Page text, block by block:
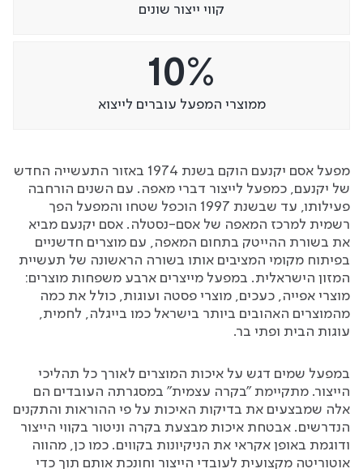
קווי ייצור שונים
10%
ממוצרי המפעל עוברים לייצוא
מפעל אסם יקנעם הוקם בשנת 1974 באזור התעשייה החדש
של יקנעם, כמפעל לייצור דברי מאפה. עם השנים הורחבה
פעילותו, עד שבשנת 1997 הוכפל שטחו והמפעל הפך
רשמית למרכז המאפה של אסם-נסטלה. אסם יקנעם מביא
את בשורת ההייטק בתחום המאפה, עם מוצרים חדשניים
בפיתוח מקומי המציבים אותו בשורה הראשונה של תעשיית
המזון הישראלית. במפעל מייצרים ארבע משפחות מוצרים:
מוצרי אפייה, כעכים, מוצרי פסטה ועוגות, כולל את כמה
מהמוצרים האהובים ביותר בישראל כמו בייגלה, לחמית,
עוגות הבית ופתי בר.
במפעל שמים דגש על איכות המוצרים לאורך כל תהליכי
הייצור. מתקיימת "בקרה עצמית" במסגרתה העובדים הם
אלה שמבצעים את בדיקות האיכות על פי ההוראות והתקנים
הנדרשים. אבטחת איכות מבצעת בקרה וניטור בקווי הייצור
ודוגמת באופן אקראי את הניקיונות בקווים. כמו כן, מהווה
אוטוריטה מקצועית לעובדי הייצור וחונכת אותם תוך כדי